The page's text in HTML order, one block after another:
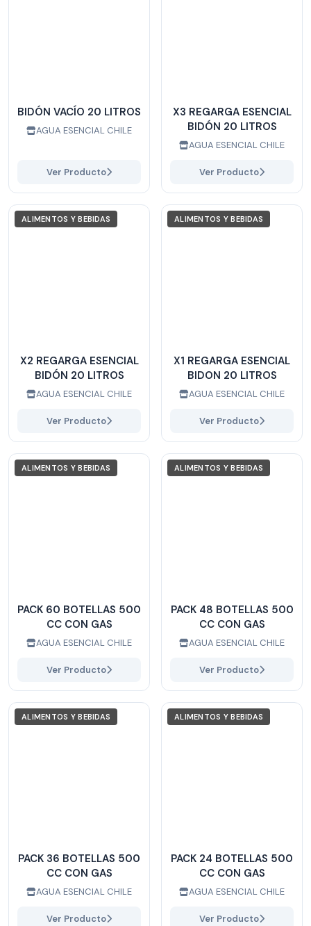
BIDÓN VACÍO 20 LITROS
AGUA ESENCIAL CHILE
Ver Producto
X3 REGARGA ESENCIAL
BIDÓN 20 LITROS
AGUA ESENCIAL CHILE
Ver Producto
ALIMENTOS Y BEBIDAS
X2 REGARGA ESENCIAL
BIDÓN 20 LITROS
AGUA ESENCIAL CHILE
Ver Producto
ALIMENTOS Y BEBIDAS
X1 REGARGA ESENCIAL
BIDON 20 LITROS
AGUA ESENCIAL CHILE
Ver Producto
ALIMENTOS Y BEBIDAS
PACK 60 BOTELLAS 500
CC CON GAS
AGUA ESENCIAL CHILE
Ver Producto
ALIMENTOS Y BEBIDAS
PACK 48 BOTELLAS 500
CC CON GAS
AGUA ESENCIAL CHILE
Ver Producto
ALIMENTOS Y BEBIDAS
PACK 36 BOTELLAS 500
CC CON GAS
AGUA ESENCIAL CHILE
Ver Producto
ALIMENTOS Y BEBIDAS
PACK 24 BOTELLAS 500
CC CON GAS
AGUA ESENCIAL CHILE
Ver Producto